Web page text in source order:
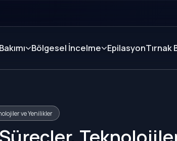
Bölgesel İncelme EpilasyonTırnak
ve Yenilikler